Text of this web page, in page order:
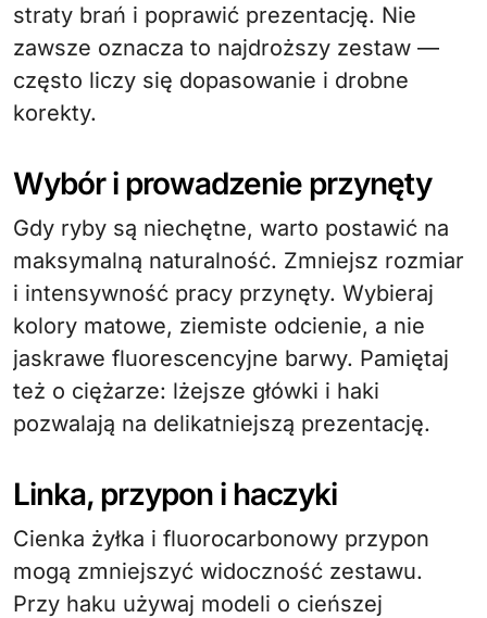
straty brań i poprawić prezentację. Nie
zawsze oznacza to najdroższy zestaw —
często liczy się dopasowanie i drobne
korekty.
Wybór i prowadzenie przynęty
Gdy ryby są niechętne, warto postawić na
maksymalną naturalność. Zmniejsz rozmiar
i intensywność pracy przynęty. Wybieraj
kolory matowe, ziemiste odcienie, a nie
jaskrawe fluorescencyjne barwy. Pamiętaj
też o ciężarze: lżejsze główki i haki
pozwalają na delikatniejszą prezentację.
Linka, przypon i haczyki
Cienka żyłka i fluorocarbonowy przypon
mogą zmniejszyć widoczność zestawu.
Przy haku używaj modeli o cieńszej